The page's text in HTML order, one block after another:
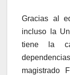
Gracias al
incluso la
tiene la
magistrado